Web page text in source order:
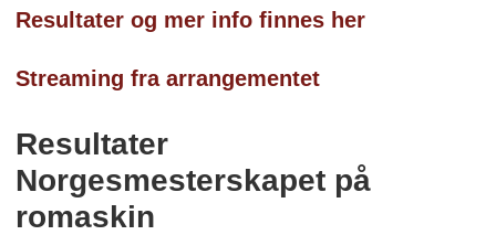
Resultater og mer info finnes her
Streaming fra arrangementet
Resultater
Norgesmesterskapet på
romaskin